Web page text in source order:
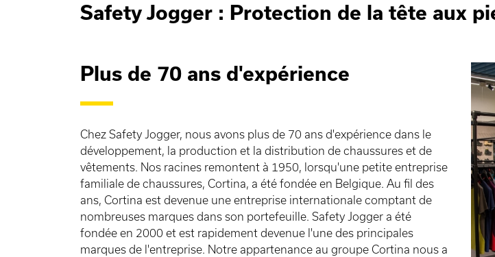
Safety Jogger : Protection de la tête aux
Plus de 70 ans d'expérience
Chez Safety Jogger, nous avons plus de 70 ans d'expérience dans le
développement, la production et la distribution de chaussures et de
vêtements. Nos racines remontent à 1950, lorsqu'une petite entreprise
familiale de chaussures, Cortina, a été fondée en Belgique. Au fil des
ans, Cortina est devenue une entreprise internationale comptant de
nombreuses marques dans son portefeuille. Safety Jogger a été
fondée en 2000 et est rapidement devenue l'une des principales
marques de l'entreprise. Notre appartenance au groupe Cortina nous a